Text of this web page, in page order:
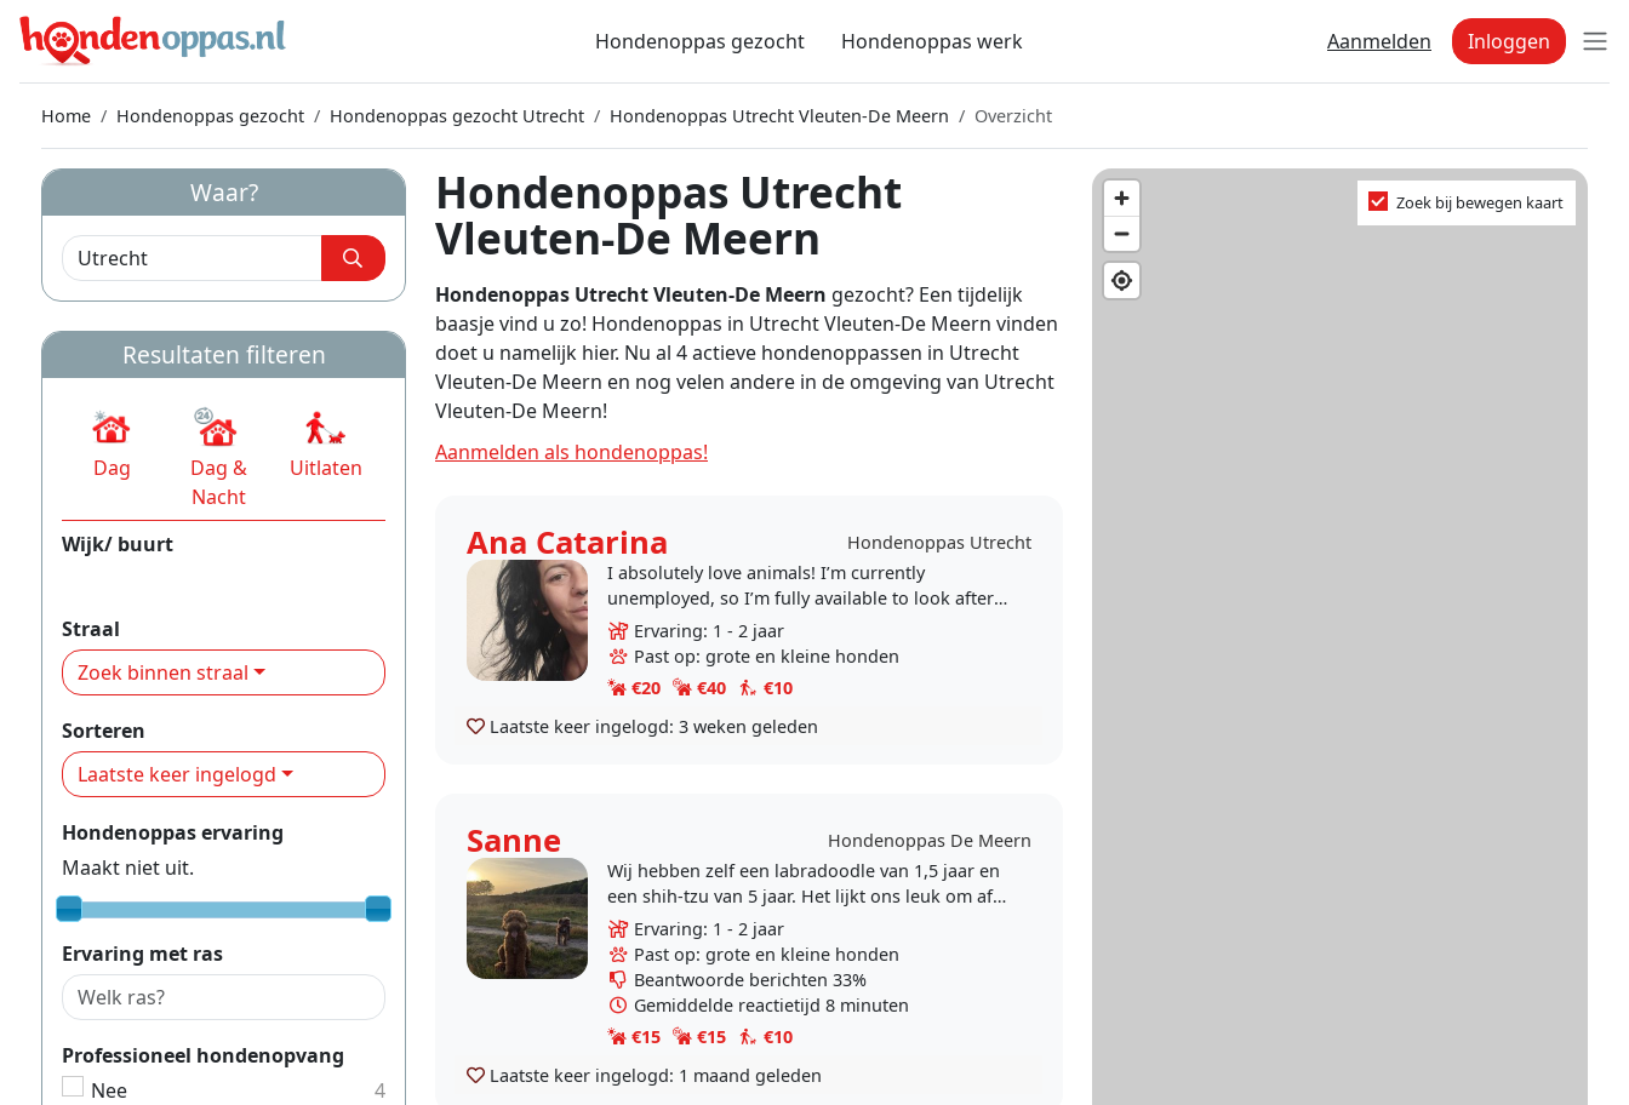
Hondenoppas gezocht Hondenoppas werk Aanmelden Inloggen
Home Hondenoppas gezocht Hondenoppas gezocht Utrecht Hondenoppas Utrecht Vleuten-De Meern Overzicht
Hondenoppas Utrecht
Vleuten-De Meern
Hondenoppas Utrecht Vleuten-De Meern gezocht? Een tijdelijk
baasje vind u zo! Hondenoppas in Utrecht Vleuten-De Meern vinden
doet u namelijk hier. Nu al 4 actieve hondenoppassen in Utrecht
Vleuten-De Meern en nog velen andere in de omgeving van Utrecht
Vleuten-De Meern!
Aanmelden als hondenoppas!
Ana Catarina
Hondenoppas Utrecht
I absolutely love animals! I’m currently
unemployed, so I’m fully available to look after
your dogs – or if you need me to check on any
other..
Ervaring: 1 - 2 jaar
Past op: grote en kleine honden
€20
€40
€10
Laatste keer ingelogd: 3 weken geleden
Sanne
Hondenoppas De Meern
Wij hebben zelf een labradoodle van 1,5 jaar en
een shih-tzu van 5 jaar. Het lijkt ons leuk om af
en toe op te passen.
Ervaring: 1 - 2 jaar
Past op: grote en kleine honden
Beantwoorde berichten 33%
Gemiddelde reactietijd 8 minuten
€15
€15
€10
Laatste keer ingelogd: 1 maand geleden
Zoek bij bewegen kaart
Waar?
Resultaten filteren
Dag
Dag &
Nacht
Uitlaten
Wijk/ buurt
Straal
Zoek binnen straal
Sorteren
Laatste keer ingelogd
Hondenoppas ervaring
Maakt niet uit.
Ervaring met ras
Professioneel hondenopvang
Nee
4